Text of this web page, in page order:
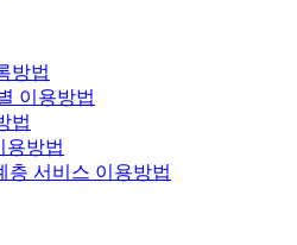
방법
이용방법
법
용방법
층 서비스 이용방법